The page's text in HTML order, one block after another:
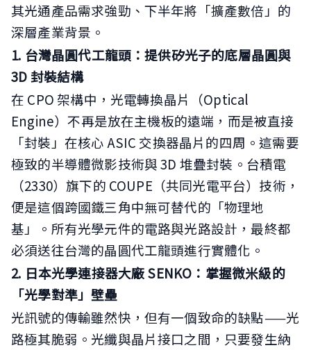
其光通產品需求強勁、下半年將「擴產數倍」的
深層產業背景。
1. 台灣晶圓代工龍頭：提供矽光子的底層晶圓與
3D 封裝結構
在 CPO 架構中，光電轉換晶片（Optical
Engine）不再是放在主機板的遠端，而是被直接
「封裝」在核心 ASIC 交換器晶片的四周。這需要
極致的半導體微影技術與 3D 堆疊封裝。台積電
（2330）旗下的 COUPE（共同光電平台）技術，
便是這個跨國鐵三角中無可替代的「物理地
基」。所有光學元件的電路與光路設計，最終都
必須送往台灣的晶圓代工龍頭進行實體化。
2. 日本光學連接器大廠 SENKO：掌握微米級的
「光學對準」壁壘
光訊號的傳輸雖然快，但有一個致命的缺點——光
路極其脆弱。光纖與晶片接口之間，只要發生納